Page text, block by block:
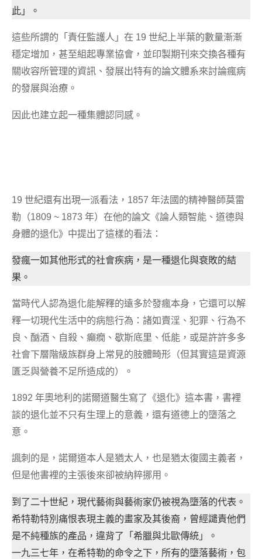
此」。
這些所謂的「責任監護人」在 19 世紀上半葉的數量漸漸
穩定增加，甚至組起專業協會，並印製期刊來交換各種有
關收容所管理的資訊、發展出特有的論文體系來討論瘋病
的發展與治療。
因此也建立起一種集體認同感。
19 世紀還有出現一派看法，1857 年法國的精神醫師莫雷
勒（1809 ~ 1873 年）在他的論文《論人類智能、道德與
身體的退化》中提出了這樣的看法：
發瘋一如其他形式的社會疾病，是一種退化與衰敗的結
果。
當時代人認為退化能解釋的遠多於發瘋本身，它還可以解
釋一切現代生活中的病態行為：諸如賣淫、犯罪、行為不
良、酗酒、自殺、癲癇、歇斯底里、低能，或是許許多多
社會下層階級族群身上常見的肢體畸形（但其實這是資源
匱乏與營養不足所造成的）。
1892 年奧地利的諾爾道醫生寫了《退化》這本書，書裡
談的退化並不只有生理上的意義，還有道德上的墮落之
意。
諷刺的是，諾爾道本人是猶太人，也是猶太復國主義者，
但是他書裡的主張後來卻被納粹挪用。
到了二十世紀，現代藝術與藝術家仍被視為墮落的代表。
希特勒特別痛恨表現主義的畫家及其後裔，曾經譴責他們
是不純種族的產品，違背了「希臘與北歐傳統」。
一九三七年，在希特勒的命令之下，所有的墮落藝術，包